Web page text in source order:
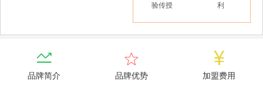
验传授
利

品牌简介

品牌优势

加盟费用